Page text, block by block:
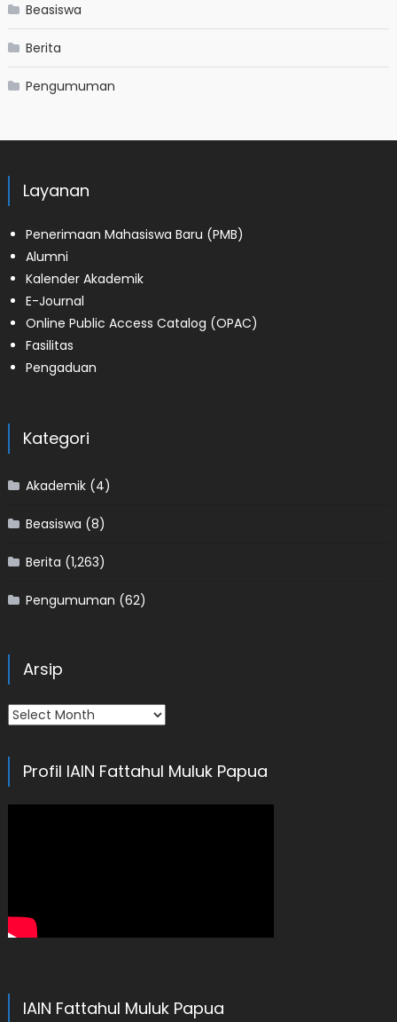
Beasiswa
Berita
Pengumuman
Layanan
Penerimaan Mahasiswa Baru (PMB)
Alumni
Kalender Akademik
E-Journal
Online Public Access Catalog (OPAC)
Fasilitas
Pengaduan
Kategori
Akademik(4)
Beasiswa (8)
Berita (1,263)
Pengumuman (62)
Arsip
Arsip
Profil IAIN Fattahul Muluk Papua
IAIN Fattahul Muluk Papua